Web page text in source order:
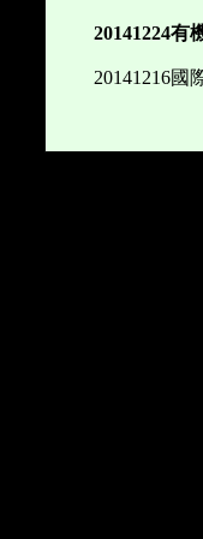
20141224有
20141216國